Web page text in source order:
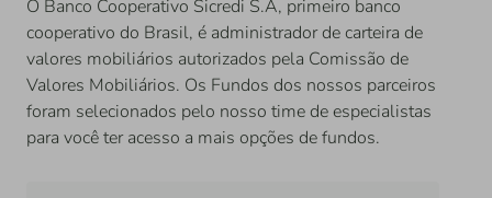
O Banco Cooperativo Sicredi S.A, primeiro banco
cooperativo do Brasil, é administrador de carteira de
valores mobiliários autorizados pela Comissão de
Valores Mobiliários. Os Fundos dos nossos parceiros
foram selecionados pelo nosso time de especialistas
para você ter acesso a mais opções de fundos.